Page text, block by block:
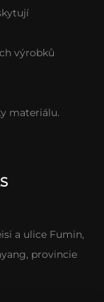
výrobků
materiálu.
a ulice Fumin,
provincie